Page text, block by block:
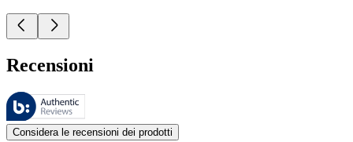
Recensioni
Queste recensioni sono gestite da Bazaarvoice e sono conformi
Le valutazioni dei prodotti e le classificazioni in stelle da parte degli
Considera le recensioni dei prodotti